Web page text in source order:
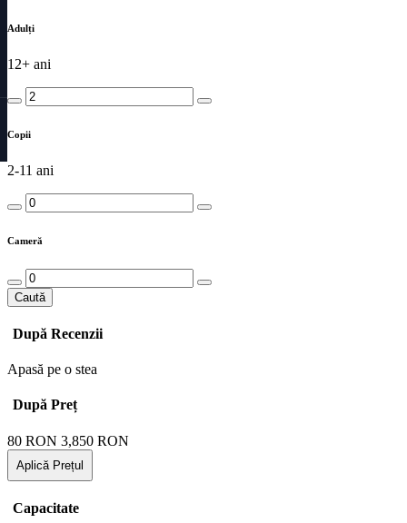
Adulți
12+ ani
Copii
2-11 ani
Cameră
Caută
După Recenzii
Apasă pe o stea
După Preț
80 RON 3,850 RON
Aplică Prețul
Capacitate